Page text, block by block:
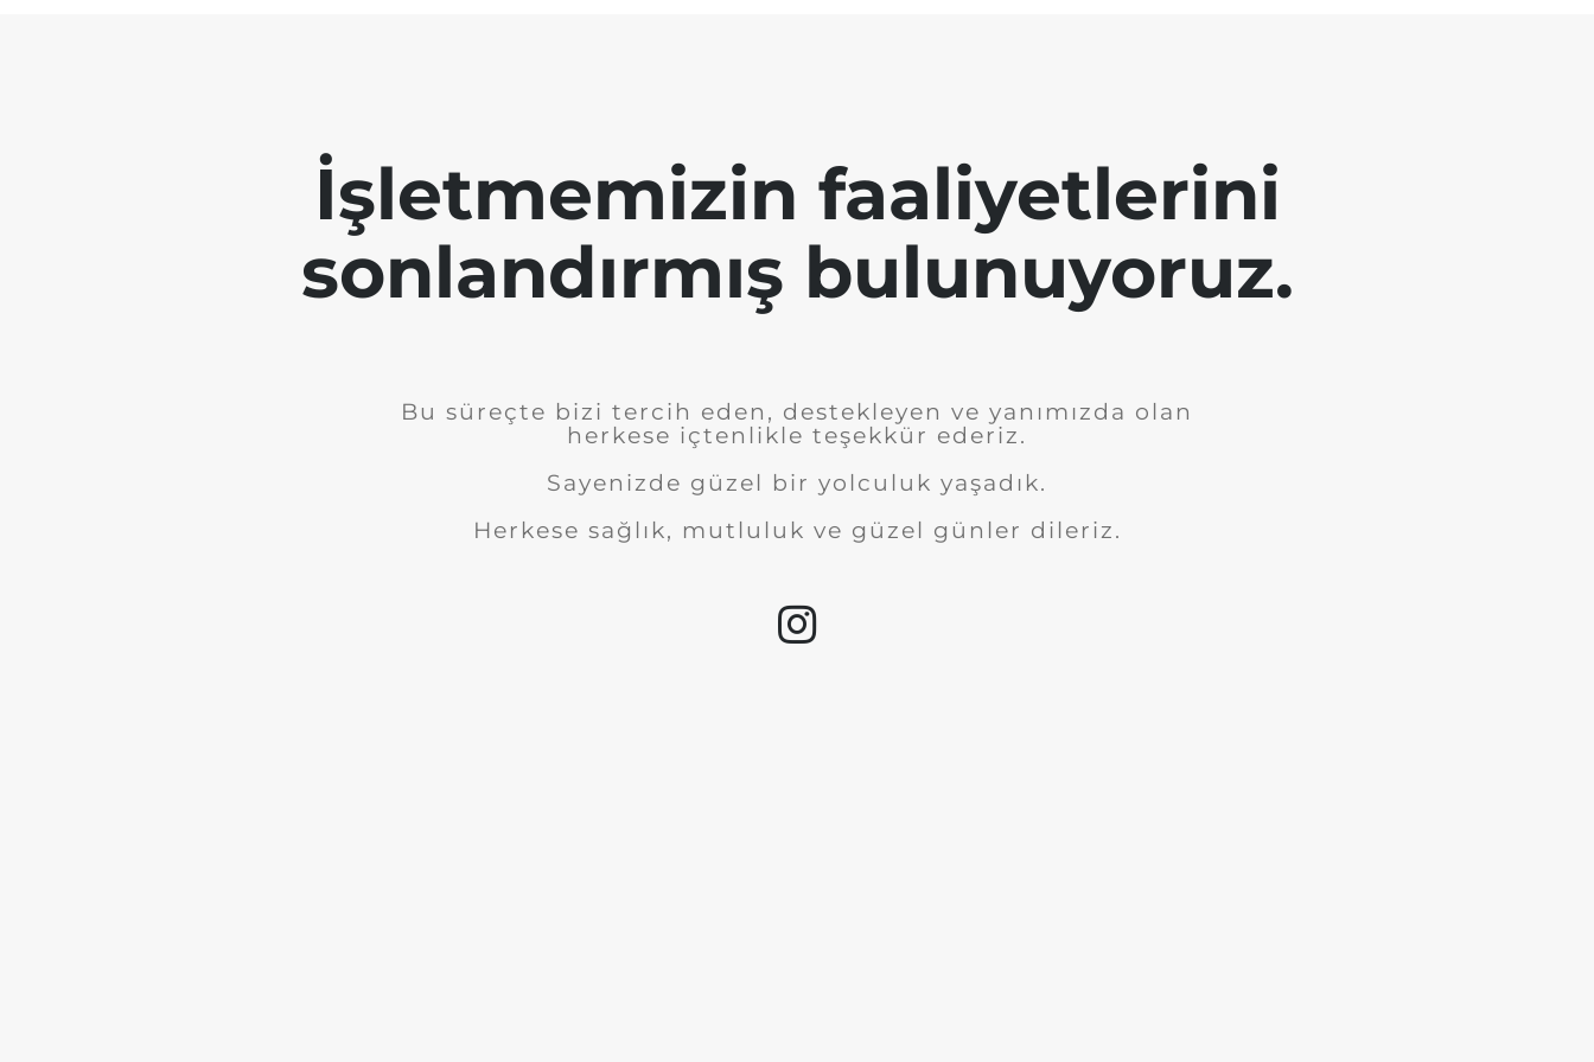
İşletmemizin faaliyetlerini
sonlandırmış bulunuyoruz.
Bu süreçte bizi tercih eden, destekleyen ve yanımızda olan
herkese içtenlikle teşekkür ederiz.
Sayenizde güzel bir yolculuk yaşadık.
Herkese sağlık, mutluluk ve güzel günler dileriz.